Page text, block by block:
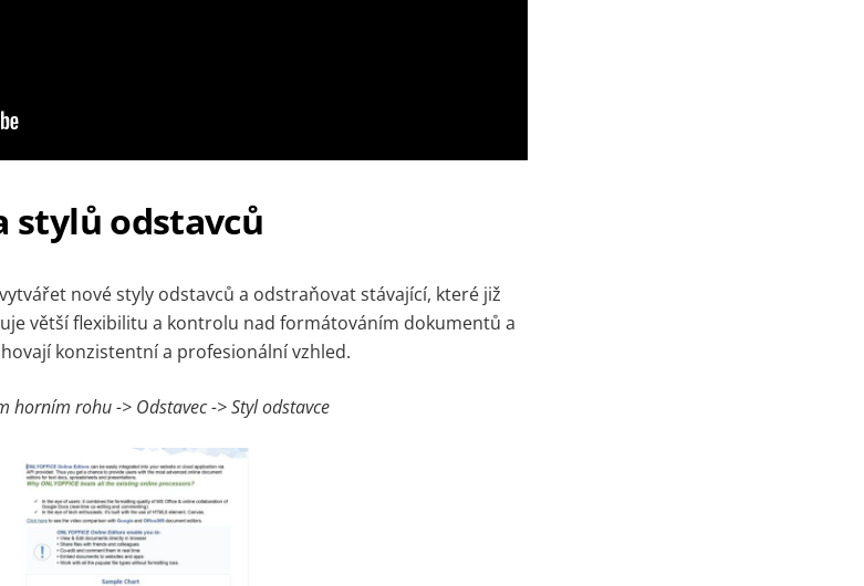
stylů odstavců
nové styly odstavců a odstraňovat stávající, které již
větší flexibilitu a kontrolu nad formátováním dokumentů a
konzistentní a profesionální vzhled.
horním rohu -> Odstavec -> Styl odstavce